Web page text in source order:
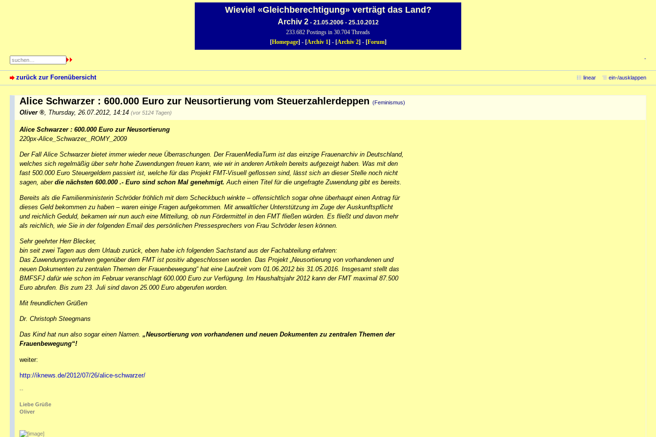
Wieviel «Gleichberechtigung» verträgt das Land?
Archiv 2- 21.05.2006 - 25.10.2012
233.682 Postings in 30.704 Threads
[Homepage] - [Archiv 1] - [Archiv 2] - [Forum]
-
zurück zur Forenübersicht linear ein-/ausklappen
Alice Schwarzer : 600.000 Euro zur Neusortierung vom Steuerzahlerdeppen (Feminismus)
Oliver Thursday, 26.07.2012, 14:14 (vor 5124 Tagen)
Alice Schwarzer : 600.000 Euro zur Neusortierung
220px-Alice_Schwarzer,_ROMY_2009
Der Fall Alice Schwarzer bietet immer wieder neue Überraschungen. Der FrauenMediaTurm ist das einzige Frauenarchiv in Deutschland,
welches sich regelmäßig über sehr hohe Zuwendungen freuen kann, wie wir in anderen Artikeln bereits aufgezeigt haben. Was mit den
fast 500.000 Euro Steuergeldern passiert ist, welche für das Projekt FMT-Visuell geflossen sind, lässt sich an dieser Stelle noch nicht
sagen, aber die nächsten 600.000 .- Euro sind schon Mal genehmigt. Auch einen Titel für die ungefragte Zuwendung gibt es bereits.
Bereits als die Familienministerin Schröder fröhlich mit dem Scheckbuch winkte – offensichtlich sogar ohne überhaupt einen Antrag für
dieses Geld bekommen zu haben – waren einige Fragen aufgekommen. Mit anwaltlicher Unterstützung im Zuge der Auskunftspflicht
und reichlich Geduld, bekamen wir nun auch eine Mitteilung, ob nun Fördermittel in den FMT fließen würden. Es fließt und davon mehr
als reichlich, wie Sie in der folgenden Email des persönlichen Pressesprechers von Frau Schröder lesen können.
Sehr geehrter Herr Blecker,
bin seit zwei Tagen aus dem Urlaub zurück, eben habe ich folgenden Sachstand aus der Fachabteilung erfahren:
Das Zuwendungsverfahren gegenüber dem FMT ist positiv abgeschlossen worden. Das Projekt „Neusortierung von vorhandenen und
neuen Dokumenten zu zentralen Themen der Frauenbewegung“ hat eine Laufzeit vom 01.06.2012 bis 31.05.2016. Insgesamt stellt das
BMFSFJ dafür wie schon im Februar veranschlagt 600.000 Euro zur Verfügung. Im Haushaltsjahr 2012 kann der FMT maximal 87.500
Euro abrufen. Bis zum 23. Juli sind davon 25.000 Euro abgerufen worden.
Mit freundlichen Grüßen
Dr. Christoph Steegmans
Das Kind hat nun also sogar einen Namen. „Neusortierung von vorhandenen und neuen Dokumenten zu zentralen Themen der
Frauenbewegung“!
weiter:
http://iknews.de/2012/07/26/alice-schwarzer/
--
Liebe Grüße
Oliver